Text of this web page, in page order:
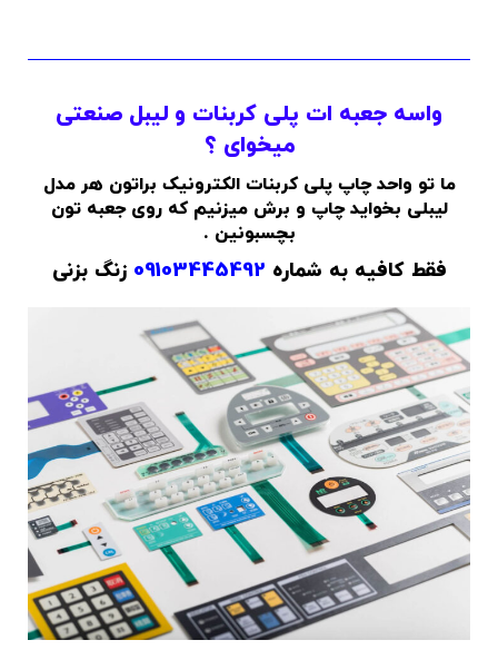
واسه جعبه ات پلی کربنات و لیبل صنعتی
میخوای ؟
ما تو واحد چاپ پلی کربنات الکترونیک براتون هر مدل
لیبلی بخواید چاپ و برش میزنیم که روی جعبه تون
بچسبونین .
فقط کافیه به شماره 09103445492 زنگ بزنی